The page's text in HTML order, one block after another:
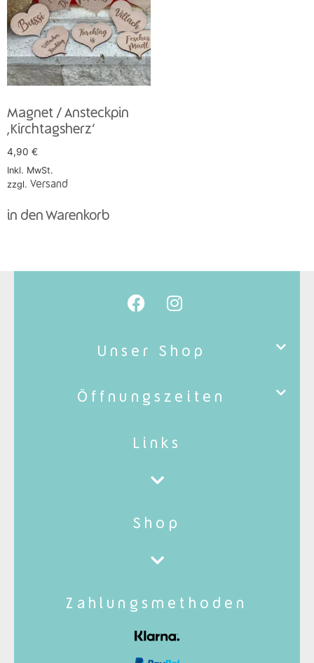
Magnet / Ansteckpin
‚Kirchtagsherz‘
4,90 €
Inkl. MwSt.
zzgl. Versand
in den Warenkorb
Unser Shop
Öffnungszeiten
Links
Shop
Zahlungsmethoden